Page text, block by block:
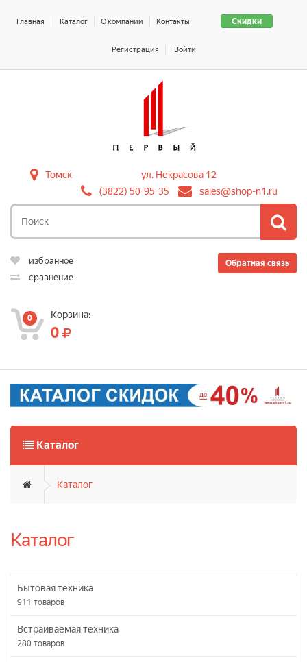
Скидки
Главная Каталог О компании Контакты
Регистрация Войти
Томск
ул. Некрасова 12
(3822) 50-95-35
sales@shop-n1.ru
Обратная связь
избранное
сравнение
0 Корзина:
0
Каталог
Каталог
Каталог
Бытовая техника
911 товаров
Встраиваемая техника
280 товаров